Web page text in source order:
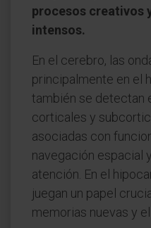
procesos creativos
intensos.
En el cerebro, las
principalmente en el
también se detectan
corticales y
asociadas con
navegación espacial
atención. En el
juegan un papel
memorias nuevas y